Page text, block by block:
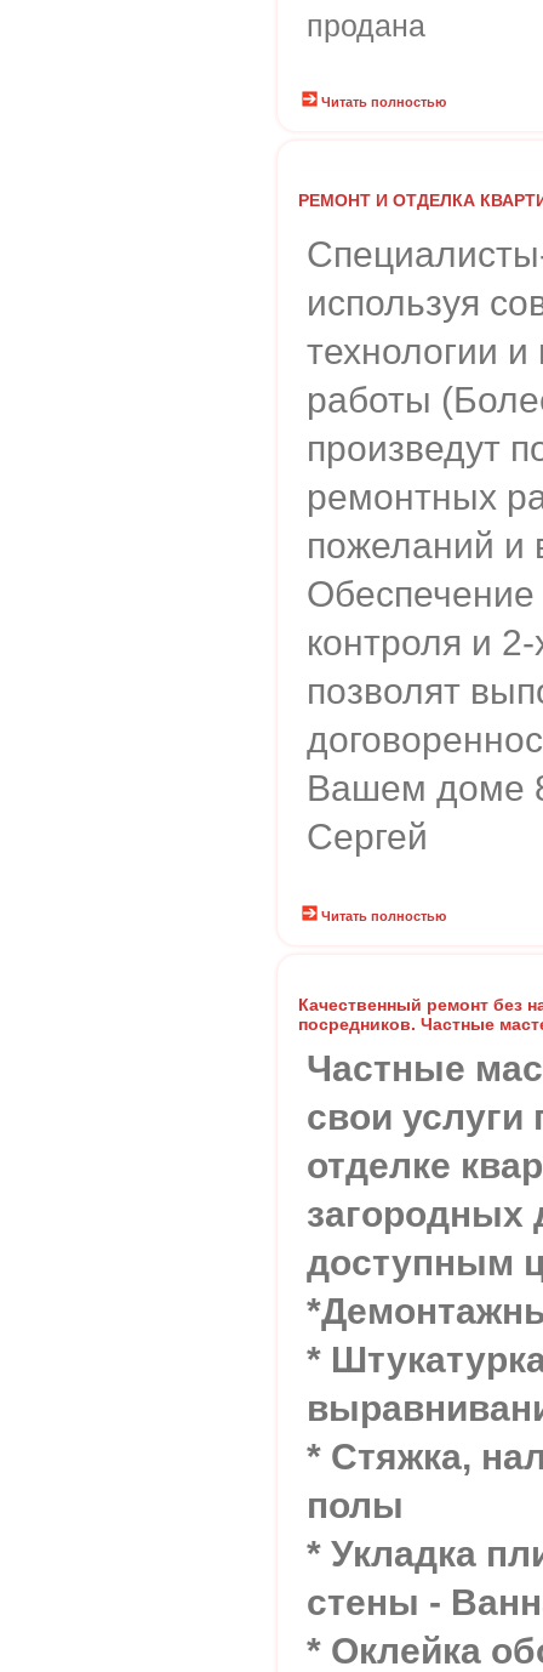
продана
Читать полностью
РЕМОНТ И ОТДЕЛКА
используя
технологии
работы
произведут
ремонтных
пожеланий и
Обеспечение
контроля и
позволят
Вашем доме
Сергей
Читать полностью
Качественный ремонт без
посредников. Частные
Частные
свои услуги
отделке
загородных
доступным
*
* Стяжка,
полы
* Укладка
стены -
* Оклейка